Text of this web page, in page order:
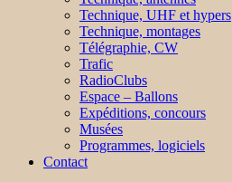
Technique, UHF et hypers
Technique, montages
Télégraphie, CW
Trafic
RadioClubs
Espace – Ballons
Expéditions, concours
Musées
Programmes, logiciels
Contact